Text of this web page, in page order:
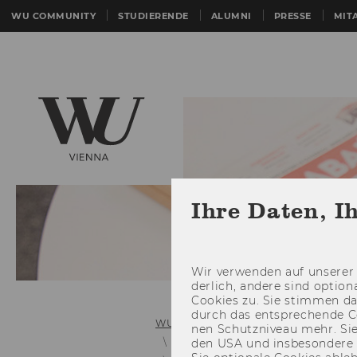
WU COMMUNITY STUDIERENDE ALUMNI PRESSE
WU (Wirtschaftsuniversität Wien)
Links zu älteren
Ihre Daten,
Wir ver­wen­den auf
der­lich, an­de­re sind
Coo­kies zu. Sie stim­men
durch das ent­spre­chen­de
nen Schutz­ni­veau mehr.
den USA und